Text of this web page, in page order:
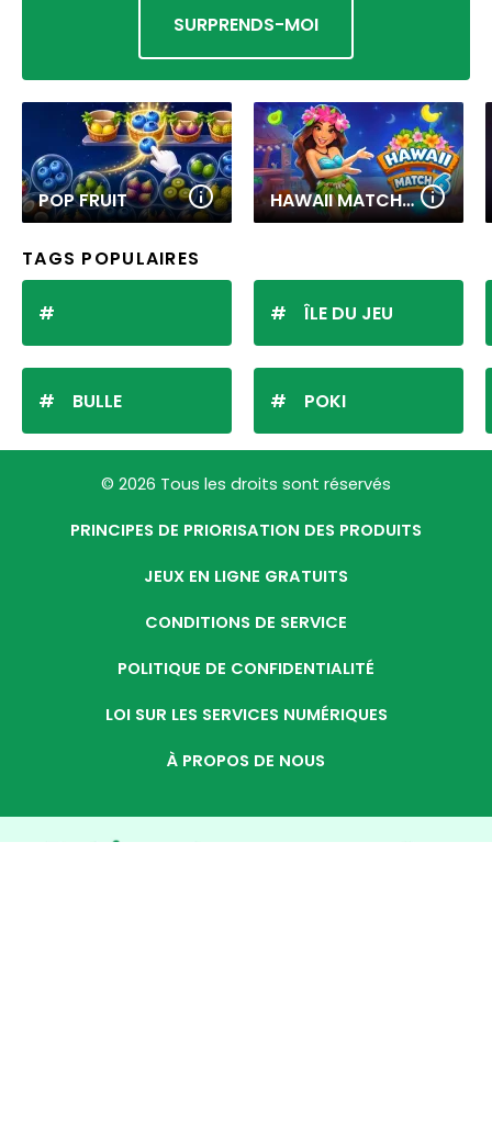
SURPRENDS-MOI
POP FRUIT HAWAII MATCH 6
TAGS POPULAIRES
BULLE
ÎLE DU JEU
POKI
© 2026 Tous les droits sont réservés
PRINCIPES DE PRIORISATION DES PRODUITS
JEUX EN LIGNE GRATUITS
CONDITIONS DE SERVICE
POLITIQUE DE CONFIDENTIALITÉ
LOI SUR LES SERVICES NUMÉRIQUES
À PROPOS DE NOUS